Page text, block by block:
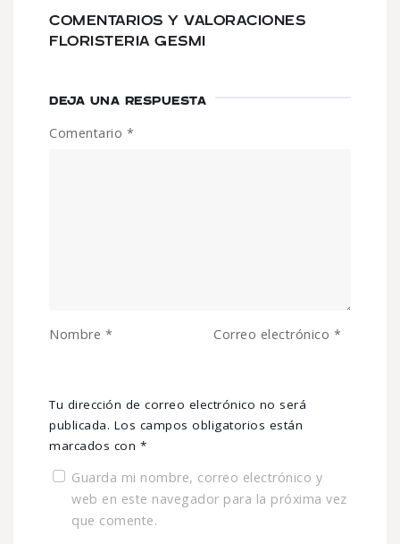
COMENTARIOS Y VALORACIONES
FLORISTERIA GESMI
DEJA UNA RESPUESTA
Tu dirección de correo electrónico no será
publicada. Los campos obligatorios están
marcados con *
Comentario *
Nombre * Correo electrónico *
Guarda mi nombre, correo electrónico y
web en este navegador para la próxima vez
que comente.